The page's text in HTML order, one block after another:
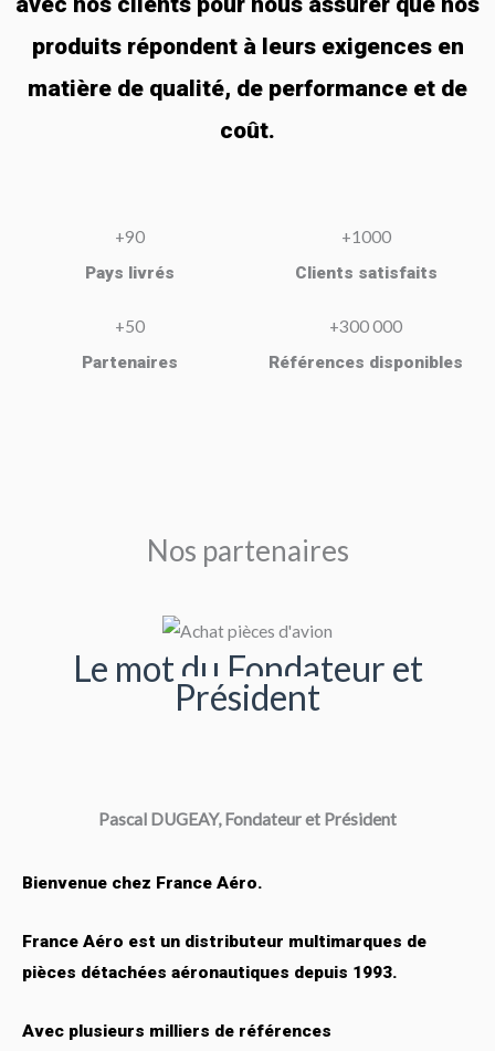
produits répondent à leurs exigences en
matière de qualité, de performance et de
coût.
+90
Pays livrés
+1000
Clients satisfaits
+50
Partenaires
+300 000
Références disponibles
Nos partenaires
Le mot du Fondateur et
Président
Pascal DUGEAY, Fondateur et Président
Bienvenue chez France Aéro.
France Aéro est un distributeur multimarques de
pièces détachées aéronautiques depuis 1993.
Avec plusieurs milliers de références